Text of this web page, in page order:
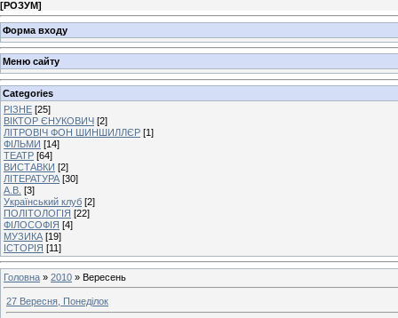
[РОЗУМ]
Форма входу
Меню сайту
Categories
РІЗНЕ [25]
ВІКТОР ЄНУКОВИЧ [2]
ЛІТРОВІЧ ФОН ШИНШИЛЛЄР [1]
ФІЛЬМИ [14]
ТЕАТР [64]
ВИСТАВКИ [2]
ЛІТЕРАТУРА [30]
А.В. [3]
Український клуб [2]
ПОЛІТОЛОГІЯ [22]
ФІЛОСОФІЯ [4]
МУЗИКА [19]
ІСТОРІЯ [11]
Головна » 2010 » Вересень
27 Вересня, Понеділок